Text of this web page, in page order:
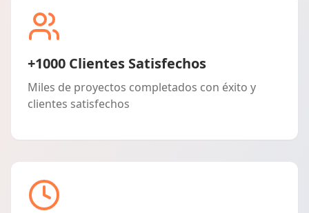
+1000 Clientes Satisfechos
Miles de proyectos completados con éxito y
clientes satisfechos